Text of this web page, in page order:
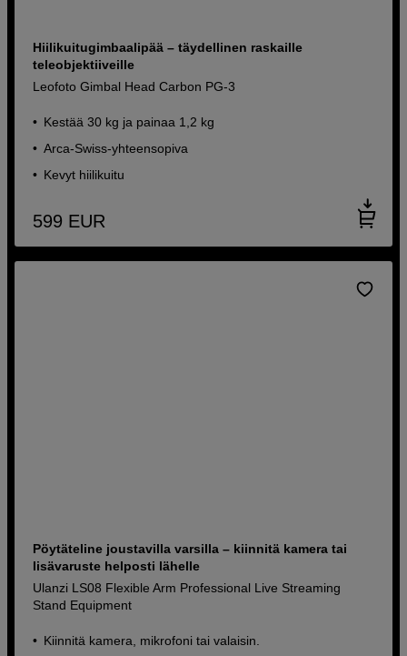
Hiilikuitugimbaalipää – täydellinen raskaille
teleobjektiiveille
Leofoto Gimbal Head Carbon PG-3
Kestää 30 kg ja painaa 1,2 kg
Arca-Swiss-yhteensopiva
Kevyt hiilikuitu
599 EUR
Pöytäteline joustavilla varsilla – kiinnitä kamera tai
lisävaruste helposti lähelle
Ulanzi LS08 Flexible Arm Professional Live Streaming
Stand Equipment
Kiinnitä kamera, mikrofoni tai valaisin.